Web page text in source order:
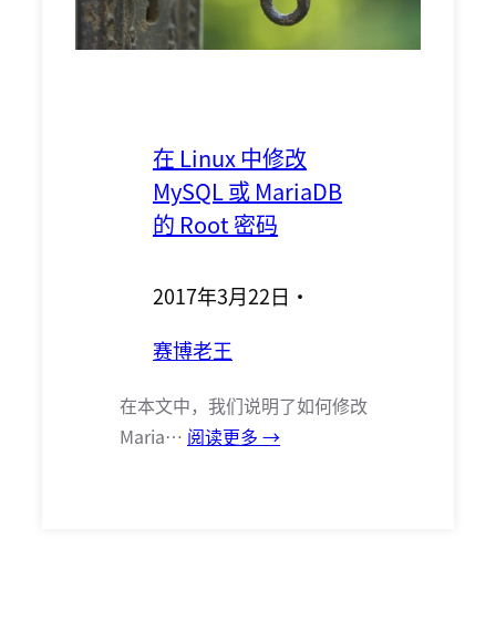
在 Linux 中修改
MySQL 或 MariaDB
的 Root 密码
2017年3月22日 ·
赛博老王
在本文中，我们说明了如何修改
Maria… 阅读更多 →